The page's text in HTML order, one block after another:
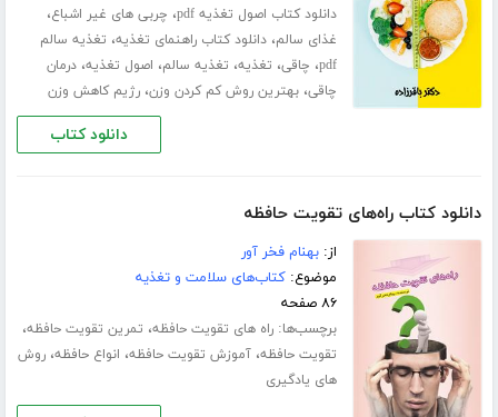
دانلود کتاب اصول تغذیه pdf ، چربی های غیر اشباع،
غذای سالم،دانلود کتاب راهنمای تغذیه، تغذیه سالم
pdf، چاقی، تغذیه، تغذیه سالم، اصول تغذیه،درمان
چاقی،بهترین روش کم کردن وزن،رژیم کاهش وزن
دانلود کتاب
دانلود کتاب راه‌های تقویت حافظه
از:بهنام فخر آور
موضوع:کتاب‌های سلامت و تغذیه
۸۶ صفحه
برچسب‌ها:راه های تقویت حافظه، تمرین تقویت حافظه،
تقویت حافظه،آموزش تقویت حافظه، انواع حافظه،روش
های یادگیری